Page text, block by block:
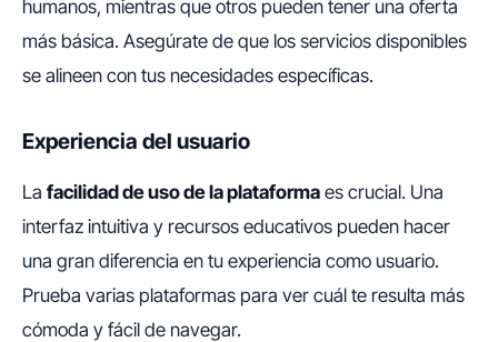
humanos, mientras que otros pueden tener una oferta
más básica. Asegúrate de que los servicios disponibles
se alineen con tus necesidades específicas.
Experiencia del usuario
La facilidad de uso de la plataforma es crucial. Una
interfaz intuitiva y recursos educativos pueden hacer
una gran diferencia en tu experiencia como usuario.
Prueba varias plataformas para ver cuál te resulta más
cómoda y fácil de navegar.